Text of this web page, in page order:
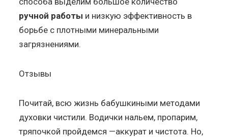
ручной работы и низкую эффективность в
борьбе с плотными минеральными
загрязнениями.
Отзывы
Почитай, всю жизнь бабушкиными методами
духовки чистили. Водички нальем, пропарим,
тряпочкой пройдемся —аккурат и чистота. Но,